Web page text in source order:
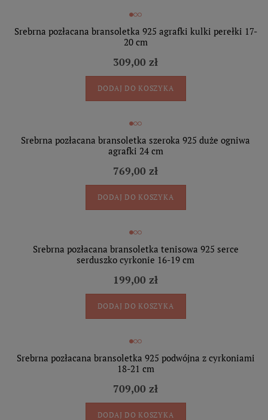
Srebrna pozłacana bransoletka 925 agrafki kulki perełki 17-
20 cm
309,00 zł
DODAJ DO KOSZYKA
Srebrna pozłacana bransoletka szeroka 925 duże ogniwa
agrafki 24 cm
769,00 zł
DODAJ DO KOSZYKA
Srebrna pozłacana bransoletka tenisowa 925 serce
serduszko cyrkonie 16-19 cm
199,00 zł
DODAJ DO KOSZYKA
Srebrna pozłacana bransoletka 925 podwójna z cyrkoniami
18-21 cm
709,00 zł
DODAJ DO KOSZYKA